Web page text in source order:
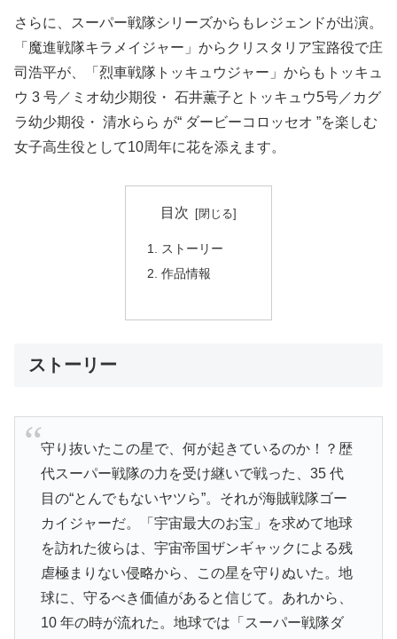
さらに、スーパー戦隊シリーズからもレジェンドが出演。
「魔進戦隊キラメイジャー」からクリスタリア宝路役で庄
司浩平が、「烈車戦隊トッキュウジャー」からもトッキュ
ウ 3 号／ミオ幼少期役・ 石井薫子とトッキュウ5号／カグ
ラ幼少期役・ 清水らら が“ ダービーコロッセオ ”を楽しむ
女子高生役として10周年に花を添えます。
目次
ストーリー
作品情報
ストーリー
守り抜いたこの星で、何が起きているのか！？歴
代スーパー戦隊の力を受け継いで戦った、35 代
目の“とんでもないヤツら”。それが海賊戦隊ゴー
カイジャーだ。「宇宙最大のお宝」を求めて地球
を訪れた彼らは、宇宙帝国ザンギャックによる残
虐極まりない侵略から、この星を守りぬいた。地
球に、守るべき価値があると信じて。あれから、
10 年の時が流れた。地球では「スーパー戦隊ダ